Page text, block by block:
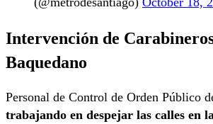
Intervención de
Baquedano
Personal de Control de Orden Público
trabajando en despejar las calles en